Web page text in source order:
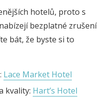
hotelů, proto s
bezplatné zrušení
bát, že byste si to
Lace Market Hotel
kvality: Hart’s Hotel